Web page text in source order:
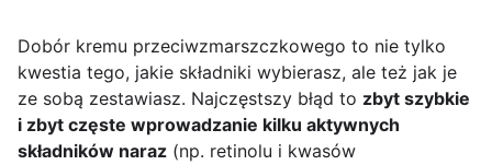
Dobór kremu przeciwzmarszczkowego to nie tylko
kwestia tego, jakie składniki wybierasz, ale też jak je
ze sobą zestawiasz. Najczęstszy błąd to zbyt szybkie
i zbyt częste wprowadzanie kilku aktywnych
składników naraz (np. retinolu i kwasów